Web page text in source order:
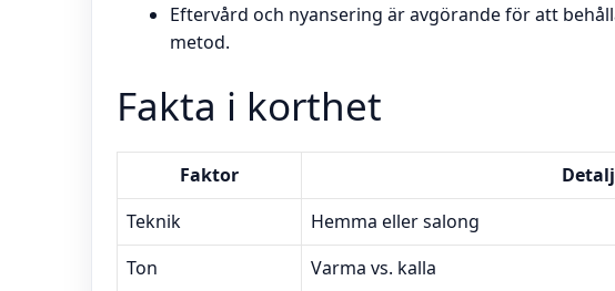
Eftervård och nyansering är avgörande för att
metod.
Fakta i korthet
Faktor
Detalj
Teknik
Hemma eller salong
Ton
Varma vs. kalla